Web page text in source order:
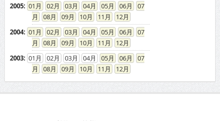
2005: 01 02 03 04 05 06
07
08
09 10 11
12
2004: 01 02 03 04 05 06
07
08
09 10 11
12
2003: 01 02 03 04 05 06
07
08
09 10 11 12